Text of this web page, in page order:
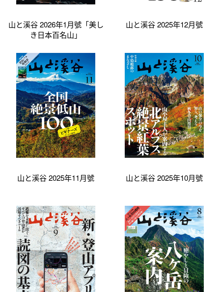
山と溪谷 2026年1月號「美し
き日本百名山」
山と溪谷 2025年12月號
山と溪谷 2025年11月號 山と溪谷 2025年10月號